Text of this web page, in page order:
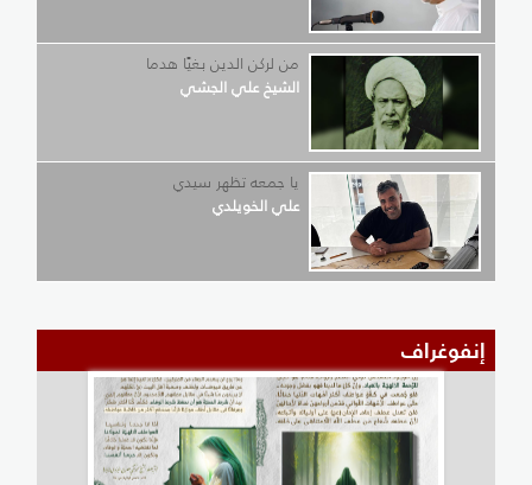
من لركن الدين بغيًا هدما
الشيخ علي الجشي
يا جمعه تظهر سيدي
علي الخويلدي
إنفوغراف